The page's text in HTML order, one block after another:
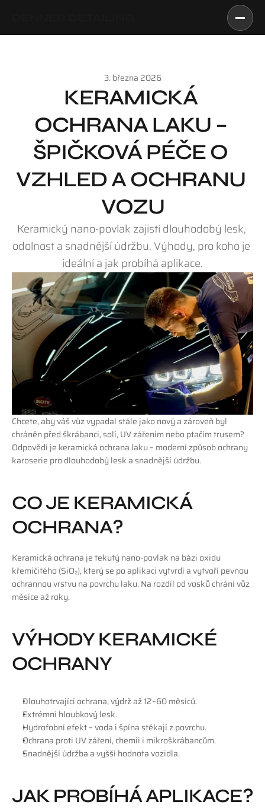
3. března 2026
KERAMICKÁ
OCHRANA LAKU –
ŠPIČKOVÁ PÉČE O
VZHLED A OCHRANU
VOZU
Keramický nano-povlak zajistí dlouhodobý lesk,
odolnost a snadnější údržbu. Výhody, pro koho je
ideální a jak probíhá aplikace.
Chcete, aby váš vůz vypadal stále jako nový a zároveň byl
chráněn před škrábanci, solí, UV zářením nebo ptačím trusem?
Odpovědí je keramická ochrana laku – moderní způsob ochrany
karoserie pro dlouhodobý lesk a snadnější údržbu.
CO JE KERAMICKÁ
OCHRANA?
Keramická ochrana je tekutý nano-povlak na bázi oxidu
křemičitého (SiO₂), který se po aplikaci vytvrdí a vytvoří pevnou
ochrannou vrstvu na povrchu laku. Na rozdíl od vosků chrání vůz
měsíce až roky.
VÝHODY KERAMICKÉ
OCHRANY
Dlouhotrvající ochrana, výdrž až 12–60 měsíců.
Extrémní hloubkový lesk.
Hydrofobní efekt – voda i špína stékají z povrchu.
Ochrana proti UV záření, chemii i mikroškrábancům.
Snadnější údržba a vyšší hodnota vozidla.
JAK PROBÍHÁ APLIKACE?